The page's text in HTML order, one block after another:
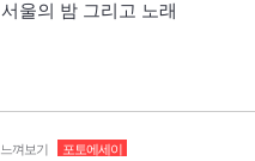
서울의 밤 그리고 노래
느껴보기 포토에세이